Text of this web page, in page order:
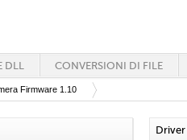
DLL CONVERSIONI DI FILE
Firmware 1.10